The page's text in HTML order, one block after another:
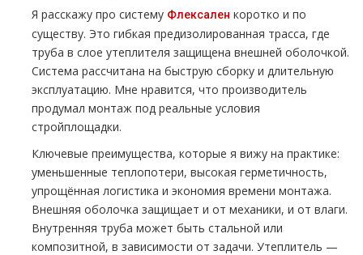
Я расскажу про систему Флексален коротко и по
существу. Это гибкая предизолированная трасса, где
труба в слое утеплителя защищена внешней оболочкой.
Система рассчитана на быструю сборку и длительную
эксплуатацию. Мне нравится, что производитель
продумал монтаж под реальные условия
стройплощадки.
Ключевые преимущества, которые я вижу на практике:
уменьшенные теплопотери, высокая герметичность,
упрощённая логистика и экономия времени монтажа.
Внешняя оболочка защищает и от механики, и от влаги.
Внутренняя труба может быть стальной или
композитной, в зависимости от задачи. Утеплитель —